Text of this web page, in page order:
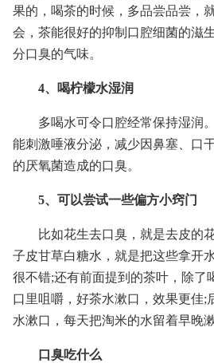
果的，喝茶的时候，多品尝品尝，
会，茶能很好的抑制口腔细菌的滋
分口臭的气味。
4、喝柠檬水湿润
多喝水可令口腔经常保持湿润
能刺激唾液分泌，减少因鼻塞、口
的厌氧菌造成的口臭。
5、可以尝试一些偏方小窍门
比如花生去口臭，就是去皮的
子皮甘草白糖水，就是把这些拿开
很不错;还有前面提到的茶叶，除了
口里咀嚼，好茶水漱口，效果更佳;
水漱口，每天把淘米的水留着早晚
口臭吃什么